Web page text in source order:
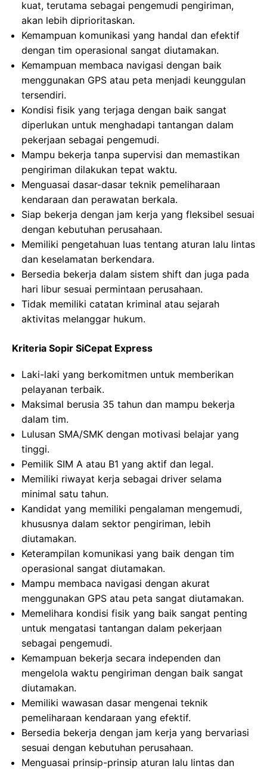
kuat, terutama sebagai pengemudi pengiriman,
akan lebih diprioritaskan.
Kemampuan komunikasi yang handal dan efektif
dengan tim operasional sangat diutamakan.
Kemampuan membaca navigasi dengan baik
menggunakan GPS atau peta menjadi keunggulan
tersendiri.
Kondisi fisik yang terjaga dengan baik sangat
diperlukan untuk menghadapi tantangan dalam
pekerjaan sebagai pengemudi.
Mampu bekerja tanpa supervisi dan memastikan
pengiriman dilakukan tepat waktu.
Menguasai dasar-dasar teknik pemeliharaan
kendaraan dan perawatan berkala.
Siap bekerja dengan jam kerja yang fleksibel sesuai
dengan kebutuhan perusahaan.
Memiliki pengetahuan luas tentang aturan lalu lintas
dan keselamatan berkendara.
Bersedia bekerja dalam sistem shift dan juga pada
hari libur sesuai permintaan perusahaan.
Tidak memiliki catatan kriminal atau sejarah
aktivitas melanggar hukum.
Kriteria Sopir SiCepat Express
Laki-laki yang berkomitmen untuk memberikan
pelayanan terbaik.
Maksimal berusia 35 tahun dan mampu bekerja
dalam tim.
Lulusan SMA/SMK dengan motivasi belajar yang
tinggi.
Pemilik SIM A atau B1 yang aktif dan legal.
Memiliki riwayat kerja sebagai driver selama
minimal satu tahun.
Kandidat yang memiliki pengalaman mengemudi,
khususnya dalam sektor pengiriman, lebih
diutamakan.
Keterampilan komunikasi yang baik dengan tim
operasional sangat diutamakan.
Mampu membaca navigasi dengan akurat
menggunakan GPS atau peta sangat diutamakan.
Memelihara kondisi fisik yang baik sangat penting
untuk mengatasi tantangan dalam pekerjaan
sebagai pengemudi.
Kemampuan bekerja secara independen dan
mengelola waktu pengiriman dengan baik sangat
diutamakan.
Memiliki wawasan dasar mengenai teknik
pemeliharaan kendaraan yang efektif.
Bersedia bekerja dengan jam kerja yang bervariasi
sesuai dengan kebutuhan perusahaan.
Menguasai prinsip-prinsip aturan lalu lintas dan